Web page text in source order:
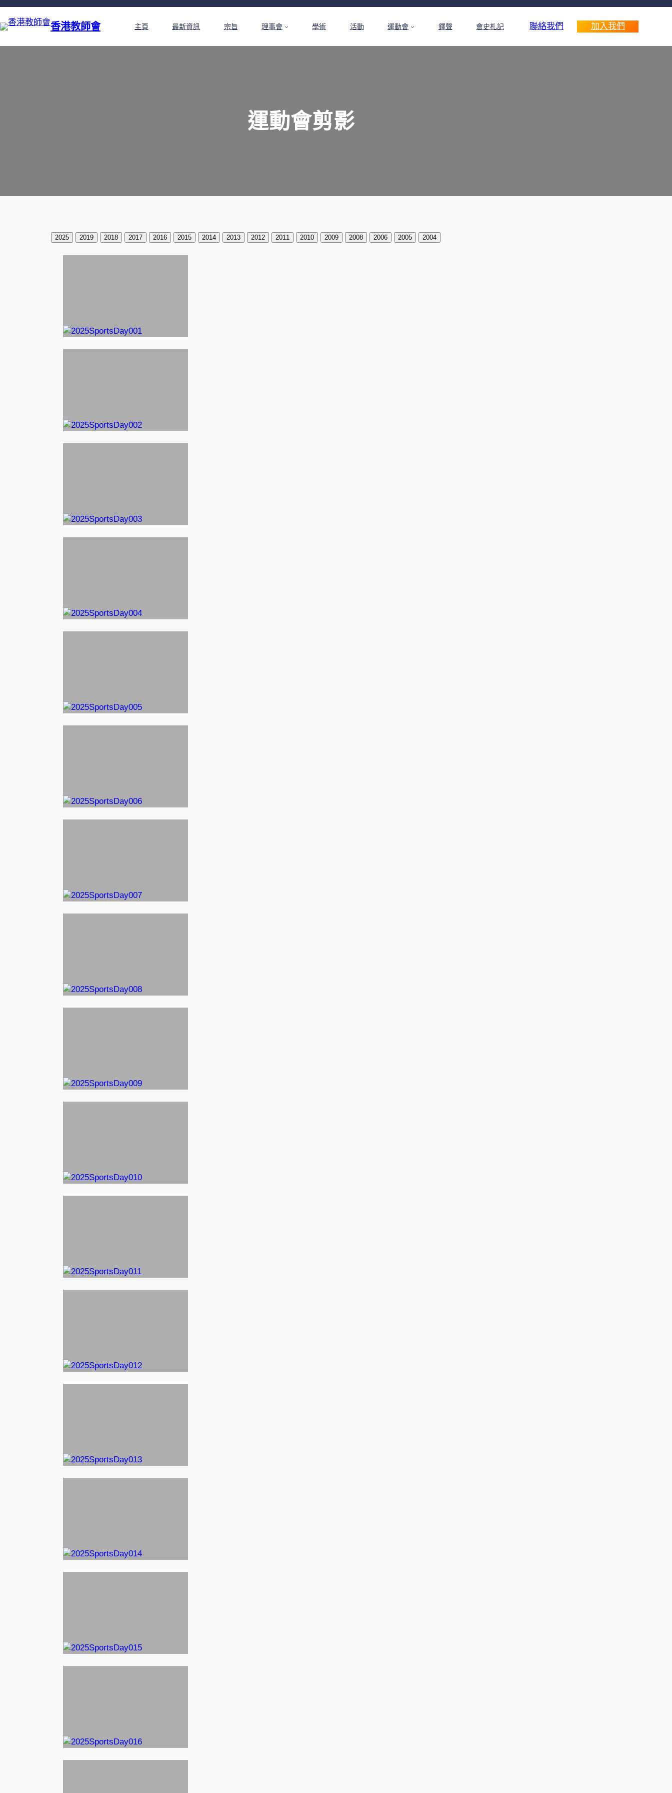
香港教師會 主頁 最新資訊 宗旨 理事會 學術 活動 運動會 鐸聲 會史札記 聯絡我們 加入我們
運動會剪影
2025 2019 2018 2017 2016 2015 2014 2013 2012 2011 2010 2009 2008 2006 2005 2004